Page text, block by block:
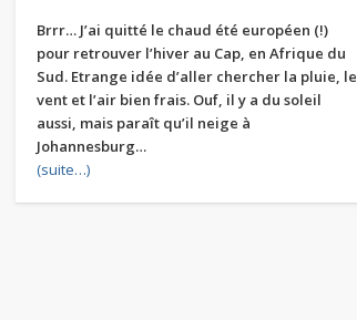
Brrr… J’ai quitté le chaud été européen (!)
pour retrouver l’hiver au Cap, en Afrique du
Sud. Etrange idée d’aller chercher la pluie, le
vent et l’air bien frais. Ouf, il y a du soleil
aussi, mais paraît qu’il neige à
Johannesburg…
(suite…)